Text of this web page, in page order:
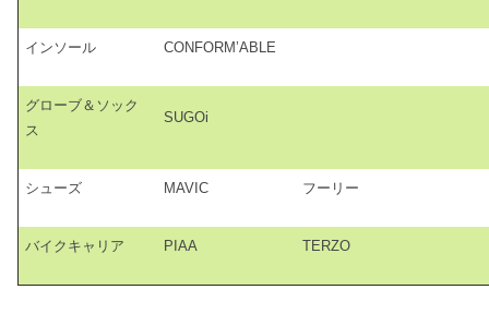
インソール CONFORM’ABLE
グローブ＆ソック
ス
SUGOi
シューズ MAVIC フーリー
バイクキャリア PIAA TERZO